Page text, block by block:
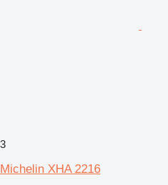
3
Michelin XHA 2216